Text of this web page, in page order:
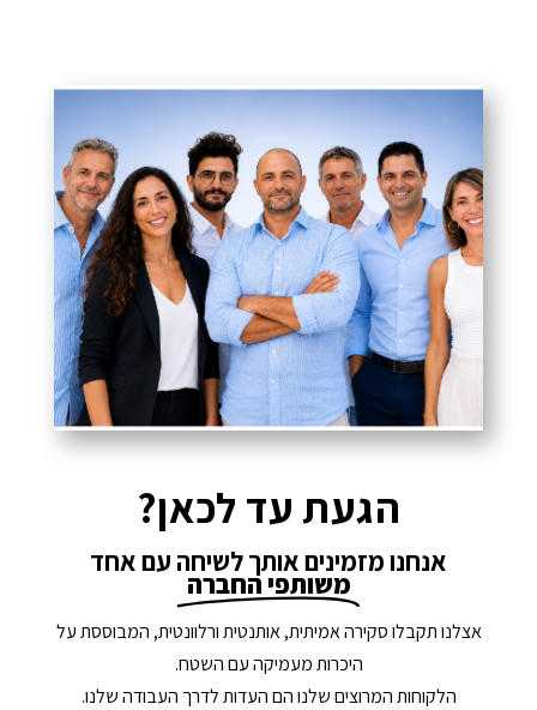
הגעת עד לכאן?
אנחנו מזמינים אותך לשיחה עם אחד
משותפי החברה
אצלנו תקבלו סקירה אמיתית, אותנטית ורלוונטית, המבוססת על
היכרות מעמיקה עם השטח.
הלקוחות המרוצים שלנו הם העדות לדרך העבודה שלנו.
נדל"ן ביוון G.R.E